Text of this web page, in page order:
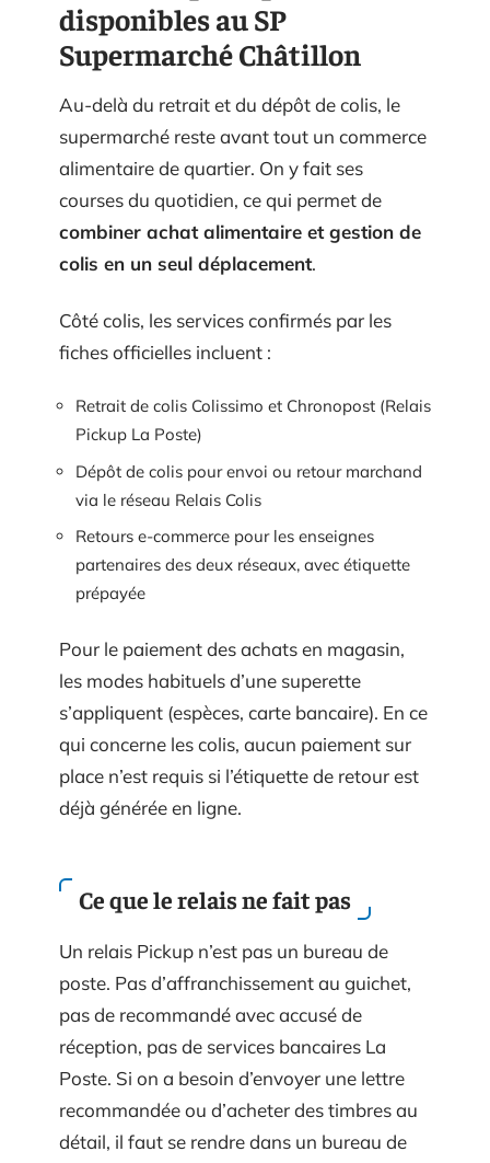
disponibles au SP
Supermarché Châtillon
Au-delà du retrait et du dépôt de colis, le
supermarché reste avant tout un commerce
alimentaire de quartier. On y fait ses
courses du quotidien, ce qui permet de
combiner achat alimentaire et gestion de
colis en un seul déplacement.
Côté colis, les services confirmés par les
fiches officielles incluent :
Retrait de colis Colissimo et Chronopost (Relais
Pickup La Poste)
Dépôt de colis pour envoi ou retour marchand
via le réseau Relais Colis
Retours e-commerce pour les enseignes
partenaires des deux réseaux, avec étiquette
prépayée
Pour le paiement des achats en magasin,
les modes habituels d’une superette
s’appliquent (espèces, carte bancaire). En ce
qui concerne les colis, aucun paiement sur
place n’est requis si l’étiquette de retour est
déjà générée en ligne.
Ce que le relais ne fait pas
Un relais Pickup n’est pas un bureau de
poste. Pas d’affranchissement au guichet,
pas de recommandé avec accusé de
réception, pas de services bancaires La
Poste. Si on a besoin d’envoyer une lettre
recommandée ou d’acheter des timbres au
détail, il faut se rendre dans un bureau de